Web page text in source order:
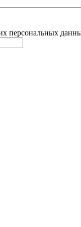
персональных